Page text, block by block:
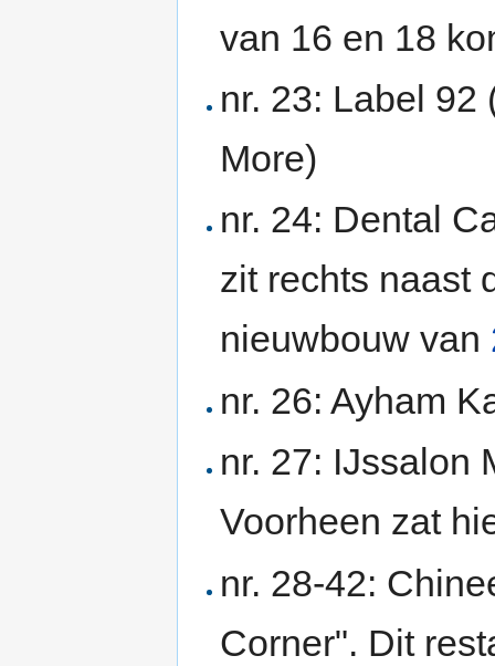
van 16 en 18
nr. 23: Label 92
More)
nr. 24: Dental
zit rechts naast
nieuwbouw van
nr. 26: Ayham
nr. 27: IJssalon
Voorheen zat
nr. 28-42:
Corner". Dit